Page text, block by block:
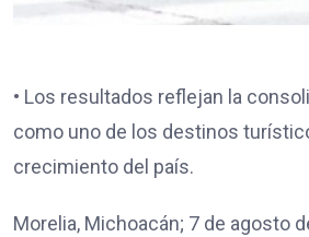
• Los resultados reflejan la
como uno de los destinos
crecimiento del país.
Morelia, Michoacán; 7 de agosto